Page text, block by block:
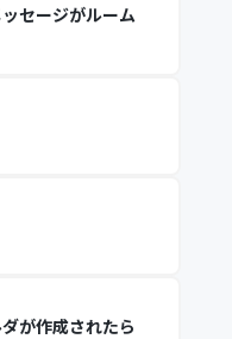
セージがルーム
が作成されたら